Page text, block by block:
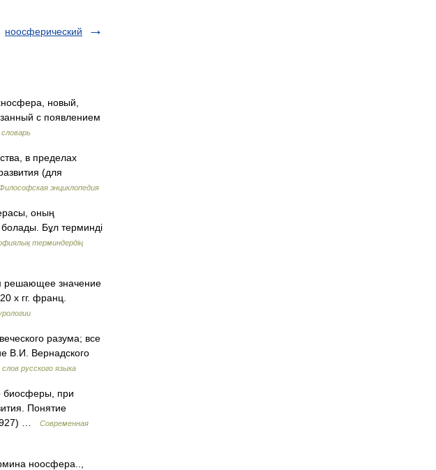
ноосферический
новый,
с появлением
в пределах
(для
энциклопедия
оның
Бұл терминді
терминдердің
значение
х гг. франц.
разума; все
В.И. Вернадского
русского языка
биосферы, при
Понятие
…
Современная
ноосфера..,